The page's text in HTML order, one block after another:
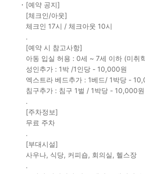
[예약 공지]
[체크인/아웃]
체크인 17시 / 체크아웃 10시
.
[예약 시 참고사항]
아동 입실 허용 : 0세 ~ 7세 이하 (미취
성인추가 : 1박 /1인당 - 10,000원
엑스트라 베드추가 : 1베드/ 1박당 -
침구추가 : 침구 1벌 / 1박당 - 10,000원
.
[주차정보]
무료 주차
.
[부대시설]
사우나, 식당, 커피숍, 회의실, 헬스장
.